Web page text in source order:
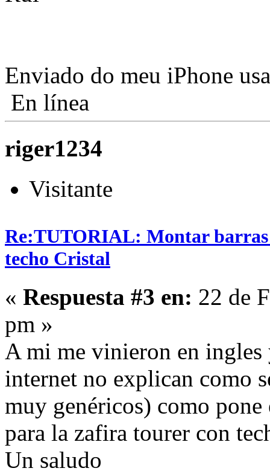
Enviado do meu iPhone
En línea
riger1234
Visitante
Re:TUTORIAL: Montar
techo Cristal
« Respuesta #3 en: 22 de
pm »
A mi me vinieron en
internet no explican como
muy genéricos) como
para la zafira tourer con
Un saludo